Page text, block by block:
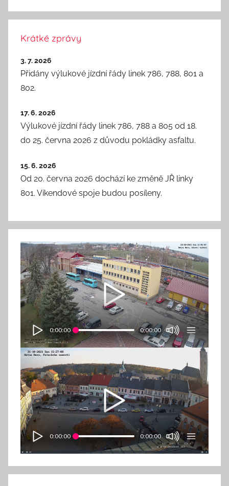
Krátké zprávy
3. 7. 2026
Přidány výlukové jízdní řády linek 786, 788, 801 a
802.
17. 6. 2026
Výlukové jízdní řády linek 786, 788 a 805 od 18.
do 25. června 2026 z důvodu pokládky asfaltu.
15. 6. 2026
Od 20. června 2026 dochází ke změně JŘ linky
801. Víkendové spoje budou posíleny.
0:00:00 0:00:00
0:00:00 0:00:00